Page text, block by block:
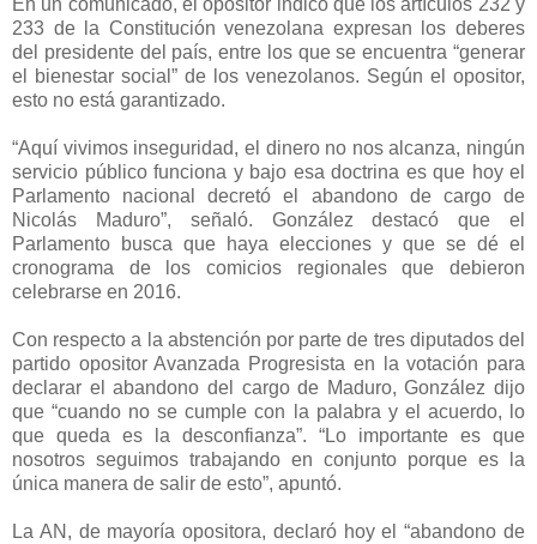
En un comunicado, el opositor indicó que los artículos 232 y
233 de la Constitución venezolana expresan los deberes
del presidente del país, entre los que se encuentra “generar
el bienestar social” de los venezolanos. Según el opositor,
esto no está garantizado.
“Aquí vivimos inseguridad, el dinero no nos alcanza, ningún
servicio público funciona y bajo esa doctrina es que hoy el
Parlamento nacional decretó el abandono de cargo de
Nicolás Maduro”, señaló. González destacó que el
Parlamento busca que haya elecciones y que se dé el
cronograma de los comicios regionales que debieron
celebrarse en 2016.
Con respecto a la abstención por parte de tres diputados del
partido opositor Avanzada Progresista en la votación para
declarar el abandono del cargo de Maduro, González dijo
que “cuando no se cumple con la palabra y el acuerdo, lo
que queda es la desconfianza”. “Lo importante es que
nosotros seguimos trabajando en conjunto porque es la
única manera de salir de esto”, apuntó.
La AN, de mayoría opositora, declaró hoy el “abandono de